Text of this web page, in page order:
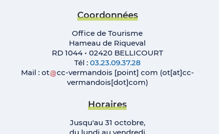
Coordonnées
Office de Tourisme
Hameau de Riqueval
RD 1044 • 02420 BELLICOURT
Tél : 03.23.09.37.28
Mail : ot cc-vermandois [point] com (ot[at]cc-
vermandois[dot]com)
Horaires
Jusqu'au 31 octobre,